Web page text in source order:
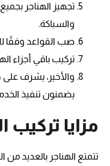
تجهيز الهناجر
والسباكة.
صب القواعد وفقًا
تركيب باقي أجزاء
والأخير، يشرف
يضمنون تنفيذ
مزايا تركيب
تتمتع الهناجر بالعديد من